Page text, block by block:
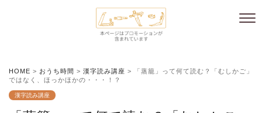
HOME > おうち時間 > 漢字読み講座 >
「蒸籠」って何て読む？「むしかご」
ではなく、ほっかほかの・・・！？
漢字読み講座